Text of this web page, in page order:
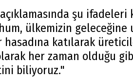
açıklamasında şu
ülkemizin geleceğine
hasadına katılarak
her zaman olduğu
biliyoruz."